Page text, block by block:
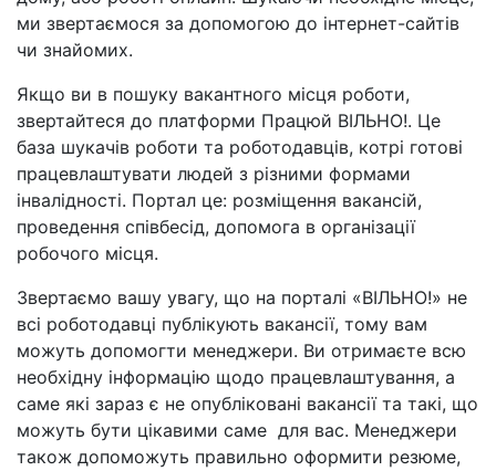
ми звертаємося за допомогою до інтернет-сайтів
чи знайомих.
Якщо ви в пошуку вакантного місця роботи,
звертайтеся до платформи Працюй ВІЛЬНО!. Це
база шукачів роботи та роботодавців, котрі готові
працевлаштувати людей з різними формами
інвалідності. Портал це: розміщення вакансій,
проведення співбесід, допомога в організації
робочого місця.
Звертаємо вашу увагу, що на порталі «ВІЛЬНО!» не
всі роботодавці публікують вакансії, тому вам
можуть допомогти менеджери. Ви отримаєте всю
необхідну інформацію щодо працевлаштування, а
саме які зараз є не опубліковані вакансії та такі, що
можуть бути цікавими саме для вас. Менеджери
також допоможуть правильно оформити резюме,